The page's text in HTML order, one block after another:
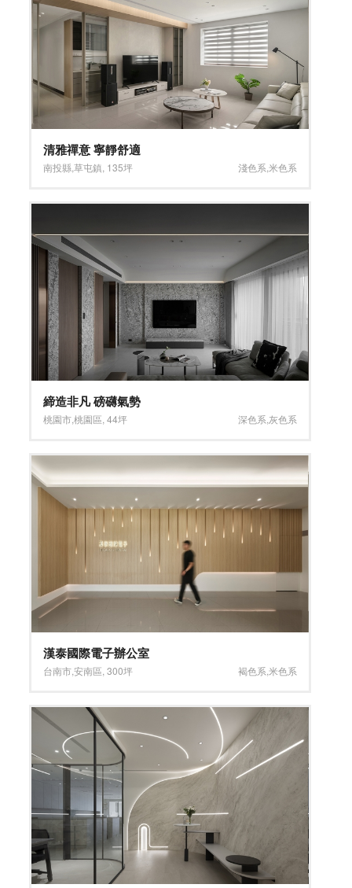
清雅禪意 寧靜舒適
南投縣,草屯鎮 135坪 淺色系 米色系
締造非凡 磅礴氣勢
桃園市,桃園區 ,44坪 深色系 灰色系
漢泰國際電子辦公室
台南市,安南區 ,300坪 褐色系 米色系